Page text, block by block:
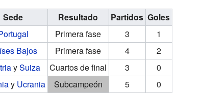
Sede Resultado Partidos Goles
Primera fase 3
1
Bajos Primera fase 4
2
ySuiza Cuartos de final 3
0
y Ucrania Subcampeón 5
0